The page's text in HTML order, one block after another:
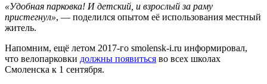
«Удобная парковка! И детский, и взрослый за раму
пристегнул», — поделился опытом её использования местный
житель.
Напомним, ещё летом 2017-го smolensk-i.ru информировал,
что велопарковки должны появиться во всех школах
Смоленска к 1 сентября.